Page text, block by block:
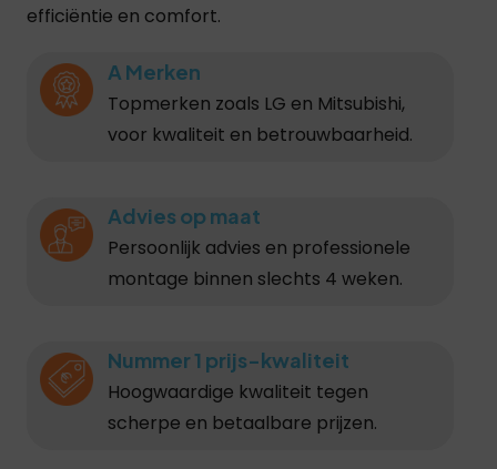
efficiëntie en comfort.
A Merken
Topmerken zoals LG en Mitsubishi,
voor kwaliteit en betrouwbaarheid.
Advies op maat
Persoonlijk advies en professionele
montage binnen slechts 4 weken.
Nummer 1 prijs-kwaliteit
Hoogwaardige kwaliteit tegen
scherpe en betaalbare prijzen.